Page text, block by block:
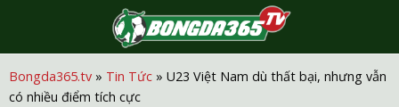
Bongda365.tv » Tin Tức » U23 Việt Nam dù thất bại, nhưng vẫn
có nhiều điểm tích cực